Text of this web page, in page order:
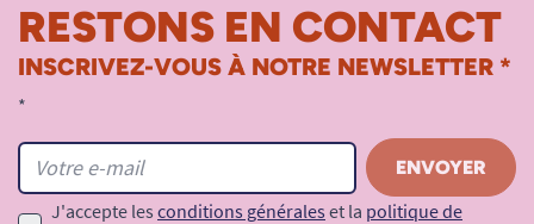
RESTONS EN CONTACT
INSCRIVEZ-VOUS À NOTRE NEWSLETTER *
*
J'accepte les conditions générales et la politique de